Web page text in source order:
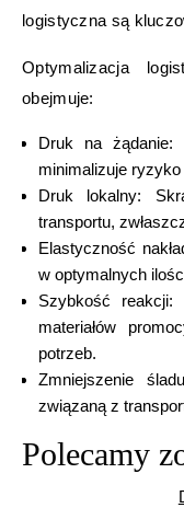
logistyczna są
Optymalizacja
obejmuje:
Druk na żądanie:
minimalizuje ryzyko
Druk lokalny:
transportu,
Elastyczność
w optymalnych
Szybkość reakcji:
materiałów
potrzeb.
Zmniejszenie
związaną z
Polecamy